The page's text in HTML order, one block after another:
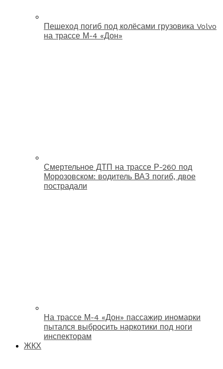
Пешеход погиб под колёсами грузовика Volvo
на трассе М-4 «Дон»
Смертельное ДТП на трассе Р-260 под
Морозовском: водитель ВАЗ погиб, двое
пострадали
На трассе М-4 «Дон» пассажир иномарки
пытался выбросить наркотики под ноги
инспекторам
ЖКХ